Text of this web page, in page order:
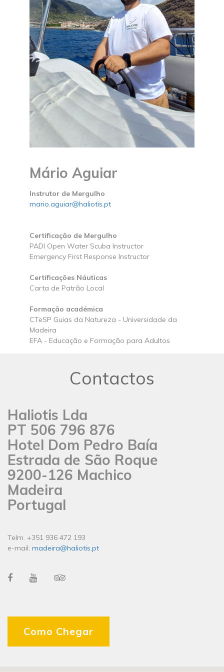
Mário Aguiar
Instrutor de Mergulho
mario.aguiar@haliotis.pt
Certificação de Mergulho
PADI Open Water Scuba Instructor
Emergency First Response Instructor
Certificações Náuticas
Carta de Patrão Local
Formação académica
CTeSP Guias da Natureza - Universidade da
Madeira
EFA - Educação e Formação para Adultos
Contactos
Haliotis Lda
PT 506 796 876
Hotel Dom Pedro Baía
Estrada de São Roque
9200-126 Machico
Madeira
Portugal
Telm. +351 936 472 193
e-mail: madeira@haliotis.pt
Como Chegar